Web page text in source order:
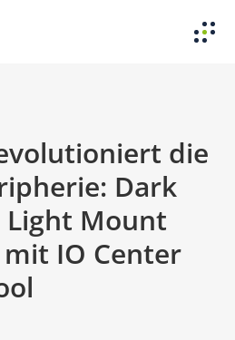
die
Dark
Mount
IO Center